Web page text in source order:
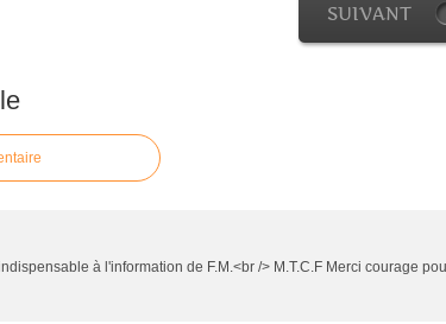
SUIVANT
à l'information de F.M.<br /> M.T.C.F Merci courage